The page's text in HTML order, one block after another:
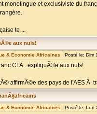
monolingue et exclusiviste du
te ...
aux nuls!
& Economie Africaines Posté le: Dim
CFA...expliquÃ©e aux nuls!
affirmÃ©e des pays de l'AES Ã
& Economie Africaines Posté le: Lun